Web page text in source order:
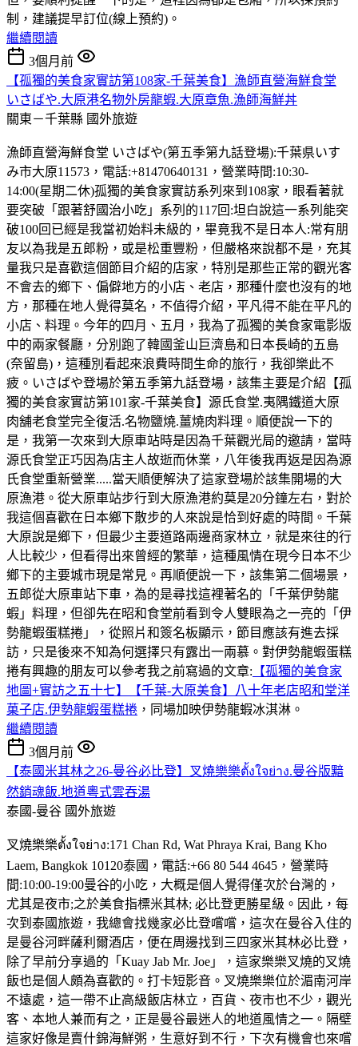
制，建議提早訂位(線上預約)。
繼續閱讀
3個月前
【孤獨的美食家實訪第108家-千葉美食】漁師直營海鮮食堂
いさばや.大原港名物外房龍蝦.大原章魚.漁師海鮮丼
關東－千葉縣 國外旅遊
漁師直營海鮮食堂 いさばや(第五季第九話登場):千葉県いす
み市大原11573，電話:+81470640131，營業時間:10:30-
14:00(星期二休)孤獨的美食家實訪系列來到108家，眼看著就
要突破「跟著舒國治小吃」系列的117回:坦白說這一系列能突
破100回已經是我當初始料未級的，畢竟我不是日本人:常有朋
友以為我是五郎粉，或是松重豐粉，但嚴格來說都不是，充其
量我只是喜歡這個節目介紹的店家，特別是那些正常的觀光客
不會去的鄉下、偏僻地方的小店、老店，那種什麼也沒有的地
方，那種在地人覺得莫名，不值得介紹，平凡得不能在平凡的
小店、料理。今年的四月、五月，我為了孤獨的美食家電影版
中的兩家餐廳，分別跑了韓國釜山巨濟島和日本長崎的五島
(奈留島)，這種別看起來浪費時間生命的旅行，我卻樂此不
疲。いさばや登場於第五季第九話登場，該集主要是介紹【孤
獨的美食家實訪第101家-千葉美食】源氏食堂.夷隅鐵道大原
肉舖老食堂完全復活.名物鹽燒.薑燒肉料理。順便說一下的
是，我第一次來到大原車站時是因為千葉觀光局的邀請，當時
源氏食堂正巧因為店主人故逝而休業，八年後我再返是因為源
氏食堂重新營業.....當天順便解決了這家登場於該集開場的大
原漁港。從大原車站步行到大原漁港約莫是20分鐘左右，對於
我這個喜歡在日本鄉下散步的人來說是恰到好處的時間。千葉
大原說是鄉下，但最少主要道路兩邊商家林立，就是來往的行
人比較少，但看得出來曾經的繁華，這種風情在現今日本不少
鄉下的主要城市現是常見。再順便說一下，該集第二個場景，
五郎從大原車站下車，為的是尋找這裡著名的「千葉伊勢龍
蝦」料理，但卻先在昭和食堂前看到令人雙眼為之一亮的「伊
勢龍蝦蛋糕捲」，從照片和簽名板顯示，節目應該有進去採
訪，只是後來不知為何選擇只有露出一兩慕。對伊勢龍蝦蛋糕
捲有興趣的朋友可以參考我之前寫過的文章: 【孤獨的美食家
地圖+實訪之五十七】【千葉-大原美食】八十年老店昭和堂洋
菓子店.伊勢龍蝦蛋糕捲 ，同場加映伊勢龍蝦冰淇淋。
繼續閱讀
3個月前
【泰國米其林之26-曼谷必比登】叉燒樂樂ตั้งใจย่าง.曼谷版黯
然銷魂飯.地道粵式雲吞湯
泰國-曼谷 國外旅遊
叉燒樂樂ตั้งใจย่าง:171 Chan Rd, Wat Phraya Krai, Bang Kho
Laem, Bangkok 10120泰國，電話:+66 80 544 4645，營業時
間:10:00-19:00曼谷的小吃，大概是個人覺得僅次於台灣的，
尤其是夜市;之於美食指標米其林; 必比登更勝星級。因此，每
次到泰國旅遊，我總會找幾家必比登嚐嚐，這次在曼谷入住的
是曼谷河畔薩利爾酒店，便在周邊找到三四家米其林必比登，
除了早前分享過的「Kuay Jab Mr. Joe」，這家樂樂叉燒的叉燒
飯也是個人頗為喜歡的。打卡短影音。叉燒樂樂位於湄南河岸
不遠處，這一帶不止高級飯店林立，百貨、夜市也不少，觀光
客、本地人兼而有之，正是曼谷最迷人的地道風情之一。隔壁
這家好像是賣什錦海鮮粥，生意好到不行，下次有機會也來嚐